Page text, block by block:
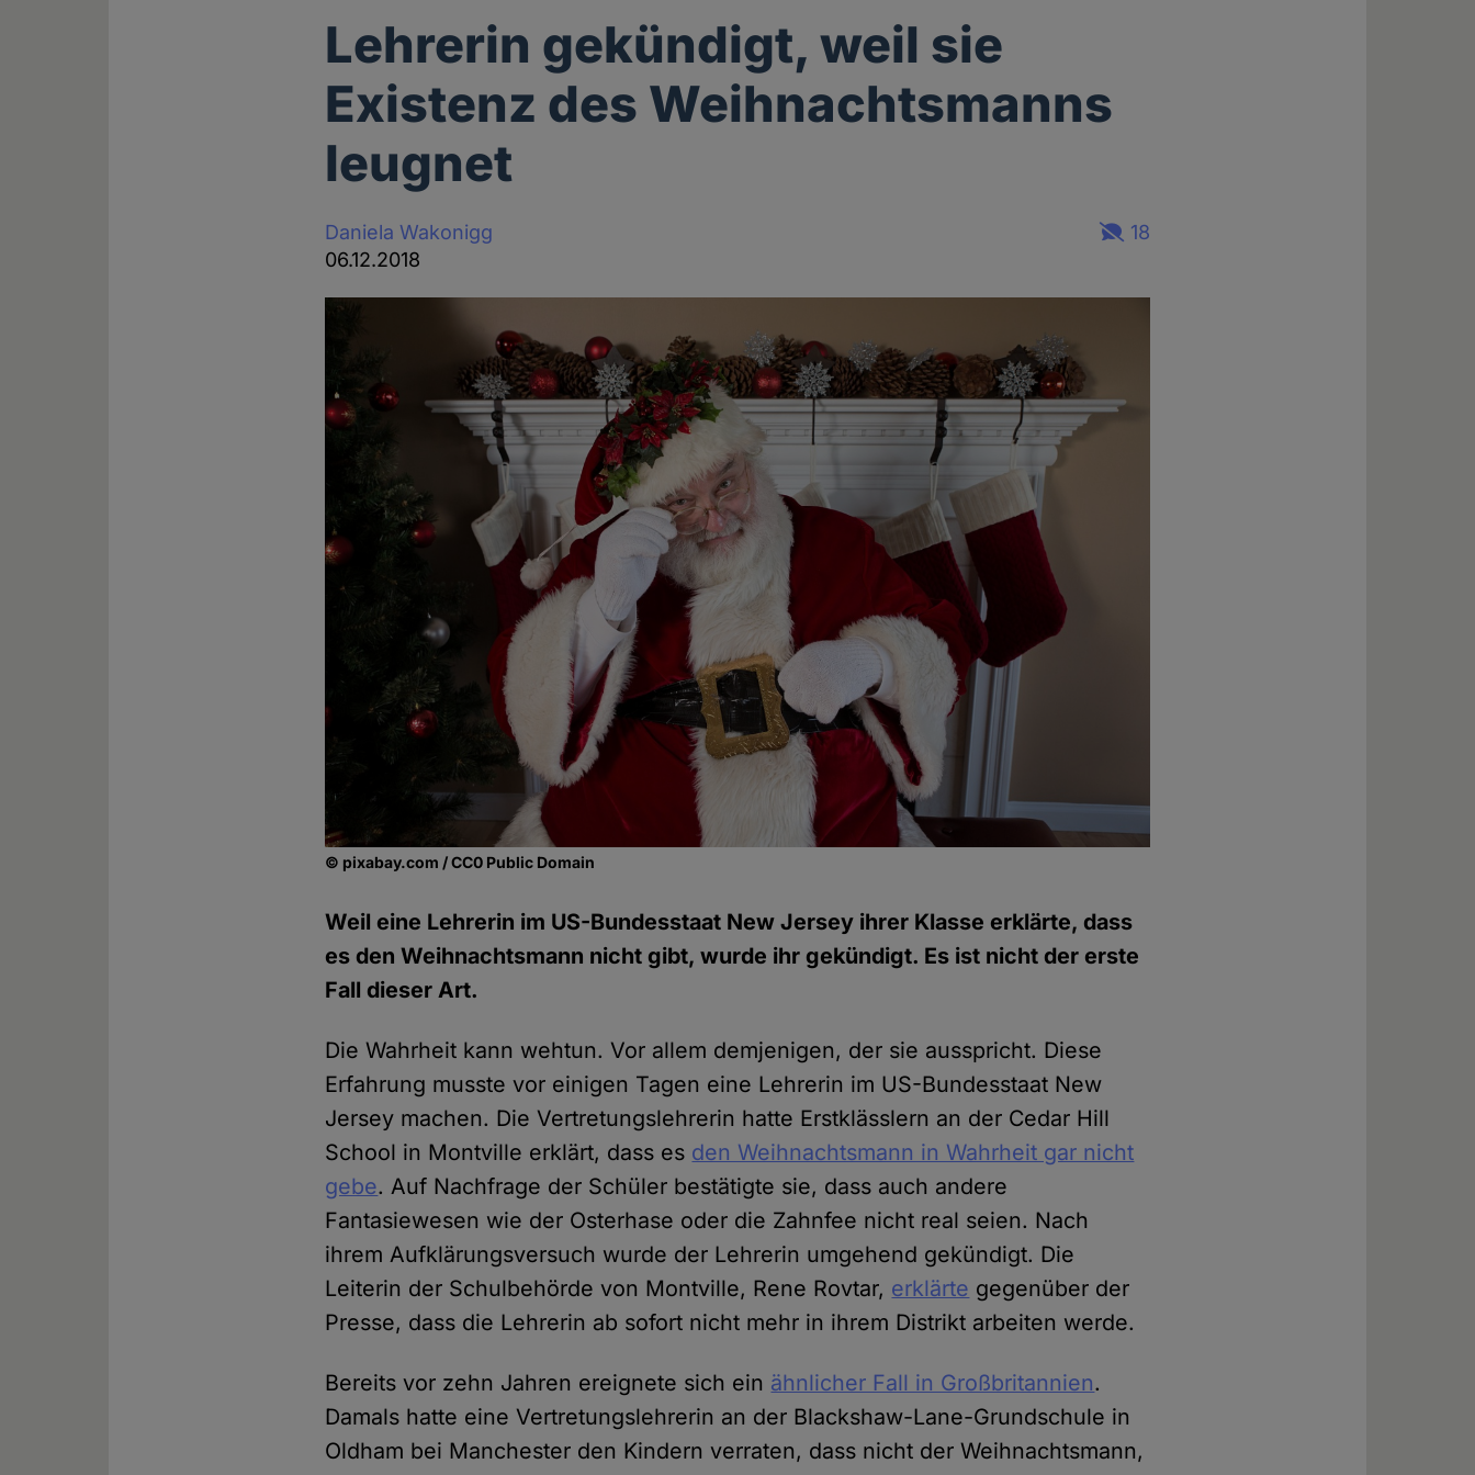
Lehrerin gekündigt, weil sie
Existenz des Weihnachtsmanns
leugnet
Daniela Wakonigg
06.12.2018
18
© pixabay.com / CC0 Public Domain
Weil eine Lehrerin im US-Bundesstaat New Jersey ihrer Klasse erklärte, dass
es den Weihnachtsmann nicht gibt, wurde ihr gekündigt. Es ist nicht der erste
Fall dieser Art.
Die Wahrheit kann wehtun. Vor allem demjenigen, der sie ausspricht. Diese
Erfahrung musste vor einigen Tagen eine Lehrerin im US-Bundesstaat New
Jersey machen. Die Vertretungslehrerin hatte Erstklässlern an der Cedar Hill
School in Montville erklärt, dass es den Weihnachtsmann in Wahrheit gar nicht
gebe. Auf Nachfrage der Schüler bestätigte sie, dass auch andere
Fantasiewesen wie der Osterhase oder die Zahnfee nicht real seien. Nach
ihrem Aufklärungsversuch wurde der Lehrerin umgehend gekündigt. Die
Leiterin der Schulbehörde von Montville, Rene Rovtar, erklärte gegenüber der
Presse, dass die Lehrerin ab sofort nicht mehr in ihrem Distrikt arbeiten werde.
Bereits vor zehn Jahren ereignete sich ein ähnlicher Fall in Großbritannien.
Damals hatte eine Vertretungslehrerin an der Blackshaw-Lane-Grundschule in
Oldham bei Manchester den Kindern verraten, dass nicht der Weihnachtsmann,